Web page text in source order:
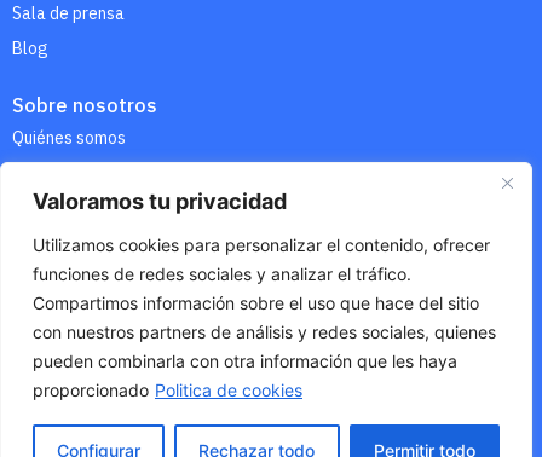
Valoramos tu privacidad
Utilizamos cookies para personalizar el contenido, ofrecer
funciones de redes sociales y analizar el tráfico.
Compartimos información sobre el uso que hace del sitio
con nuestros partners de análisis y redes sociales, quienes
pueden combinarla con otra información que les haya
proporcionado Politica de cookies
Configurar Rechazar todo Permitir todo
Sala de prensa
Blog
Sobre nosotros
Quiénes somos
Aviso legal/ Política de privacidad/ Condiciones de uso de la
web/ Política de cookies